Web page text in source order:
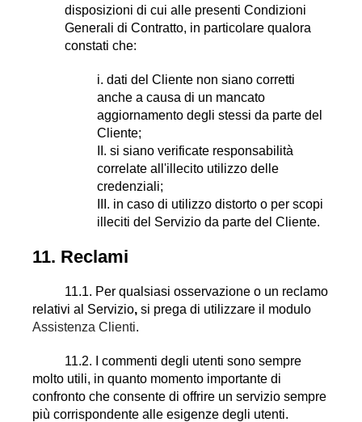
disposizioni di cui alle presenti Condizioni
Generali di Contratto, in particolare qualora
constati che:
i. dati del Cliente non siano corretti
anche a causa di un mancato
aggiornamento degli stessi da parte del
Cliente;
II. si siano verificate responsabilità
correlate all'illecito utilizzo delle
credenziali;
III. in caso di utilizzo distorto o per scopi
illeciti del Servizio da parte del Cliente.
11. Reclami
11.1. Per qualsiasi osservazione o un reclamo
relativi al Servizio, si prega di utilizzare il modulo
Assistenza Clienti.
11.2. I commenti degli utenti sono sempre
molto utili, in quanto momento importante di
confronto che consente di offrire un servizio sempre
più corrispondente alle esigenze degli utenti.